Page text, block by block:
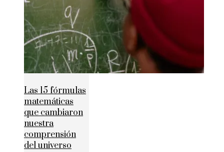
Las 15 fórmulas
matemáticas
que cambiaron
nuestra
comprensión
del universo